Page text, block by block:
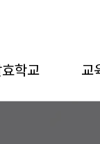
학교 교